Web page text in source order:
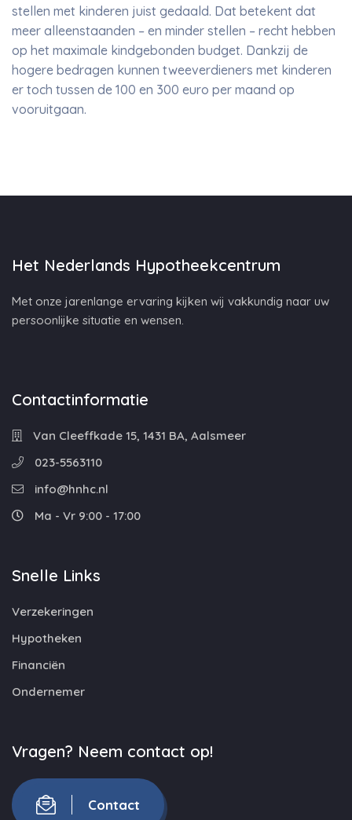
stellen met kinderen juist gedaald. Dat betekent dat
meer alleenstaanden – en minder stellen – recht hebben
op het maximale kindgebonden budget. Dankzij de
hogere bedragen kunnen tweeverdieners met kinderen
er toch tussen de 100 en 300 euro per maand op
vooruitgaan.
Het Nederlands Hypotheekcentrum
Met onze jarenlange ervaring kijken wij vakkundig naar uw
persoonlijke situatie en wensen.
Contactinformatie
Van Cleeffkade 15, 1431 BA, Aalsmeer
023-5563110
info@hnhc.nl
Ma - Vr 9:00 - 17:00
Snelle Links
Verzekeringen
Hypotheken
Financiën
Ondernemer
Vragen? Neem contact op!
Contact